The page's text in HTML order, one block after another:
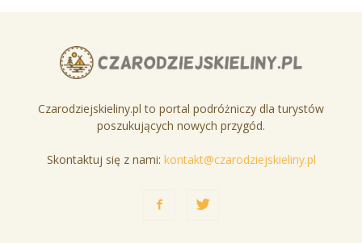
Czarodziejskieliny.pl to portal podróżniczy dla turystów
poszukujących nowych przygód.
Skontaktuj się z nami: kontakt@czarodziejskieliny.pl